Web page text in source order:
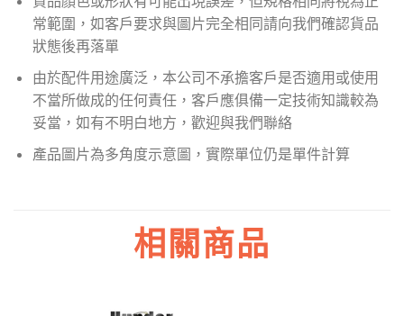
常範圍，如客戶要求與圖片完全相同請向我們確認貨品
狀態後再落單
由於配件用途廣泛，本公司不承擔客戶是否適用或使用
不當所做成的任何責任，客戶應俱備一定技術知識較為
妥當，如有不明白地方，歡迎與我們聯絡
產品圖片為多角度示意圖，實際單位仍是單件計算
相關商品